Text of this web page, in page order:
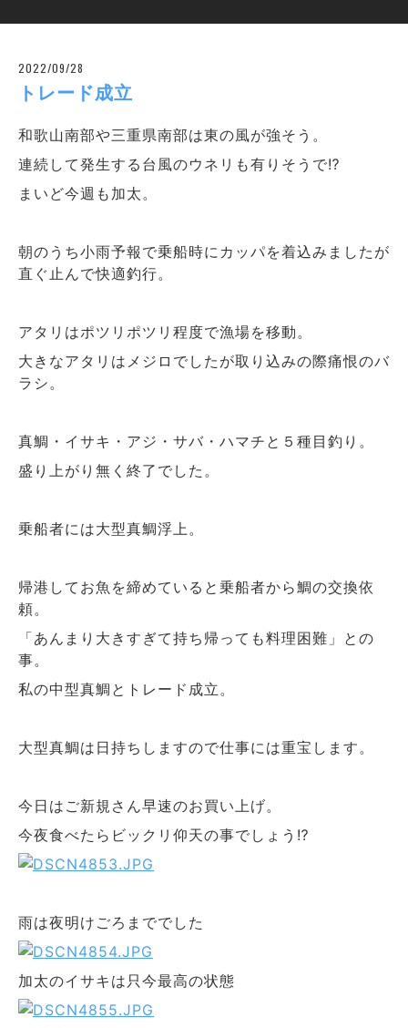
2022/09/28
トレード成立
和歌山南部や三重県南部は東の風が強そう。
連続して発生する台風のウネリも有りそうで⁉
まいど今週も加太。
朝のうち小雨予報で乗船時にカッパを着込みましたが
直ぐ止んで快適釣行。
アタリはポツリポツリ程度で漁場を移動。
大きなアタリはメジロでしたが取り込みの際痛恨のバ
ラシ。
真鯛・イサキ・アジ・サバ・ハマチと５種目釣り。
盛り上がり無く終了でした。
乗船者には大型真鯛浮上。
帰港してお魚を締めていると乗船者から鯛の交換依
頼。
「あんまり大きすぎて持ち帰っても料理困難」との
事。
私の中型真鯛とトレード成立。
大型真鯛は日持ちしますので仕事には重宝します。
今日はご新規さん早速のお買い上げ。
今夜食べたらビックリ仰天の事でしょう⁉
雨は夜明けごろまででした
加太のイサキは只今最高の状態